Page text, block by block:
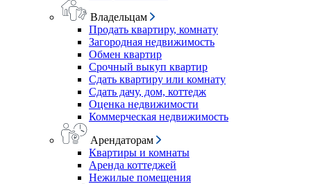
Владельцам
Продать квартиру, комнату
Загородная недвижимость
Обмен квартир
Срочный выкуп квартир
Сдать квартиру или комнату
Сдать дачу, дом, коттедж
Оценка недвижимости
Коммерческая недвижимость
Арендаторам
Квартиры и комнаты
Аренда коттеджей
Нежилые помещения